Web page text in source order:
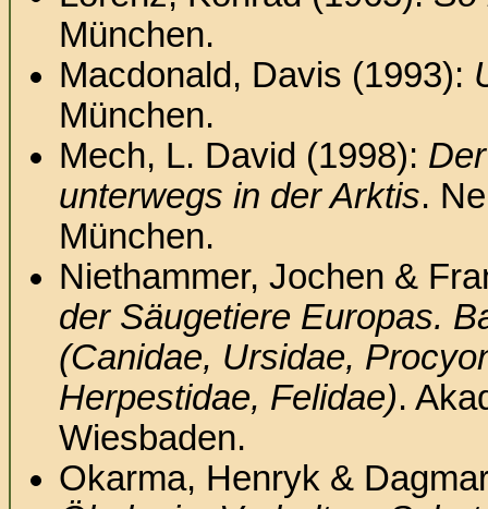
München.
Macdonald, Davis (1993):
München.
Mech, L. David (1998):
unterwegs in der Arktis.
München.
Niethammer, Jochen &
der Säugetiere Europas.
(Canidae, Ursidae,
Herpestidae, Felidae).
Wiesbaden.
Okarma, Henryk &